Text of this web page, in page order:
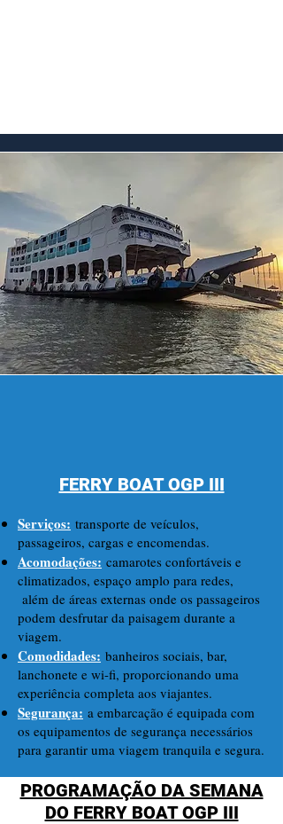
FERRY BOAT OGP III
Serviços: transporte de veículos,
passageiros, cargas e encomendas.
Acomodações: camarotes confortáveis e
climatizados, espaço amplo para redes,
além de áreas externas onde os passageiros
podem desfrutar da paisagem durante a
viagem.
Comodidades: banheiros sociais, bar,
lanchonete e wi-fi, proporcionando uma
experiência completa aos viajantes.
Segurança: a embarcação é equipada com
os equipamentos de segurança necessários
para garantir uma viagem tranquila e segura.
PROGRAMAÇÃO DA SEMANA
DO FERRY BOAT OGP III